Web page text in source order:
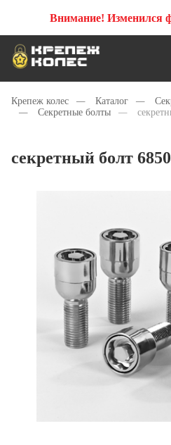
Внимание! Изменился
Крепеж колес — Каталог —
—
Секретные болты —
секретный болт